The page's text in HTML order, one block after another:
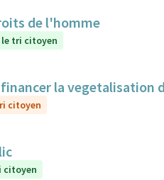
de l'homme
le tri citoyen
financer la
citoyen
citoyen